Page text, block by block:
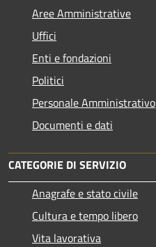
Aree Amministrative
Uffici
Enti e fondazioni
Politici
Personale Amministrativo
Documenti e dati
CATEGORIE DI SERVIZIO
Anagrafe e stato civile
Cultura e tempo libero
Vita lavorativa